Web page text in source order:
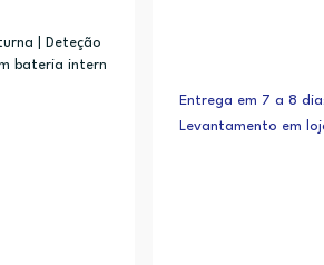
| Deteção
bateria intern
Entrega em 7 a 8
Levantamento em